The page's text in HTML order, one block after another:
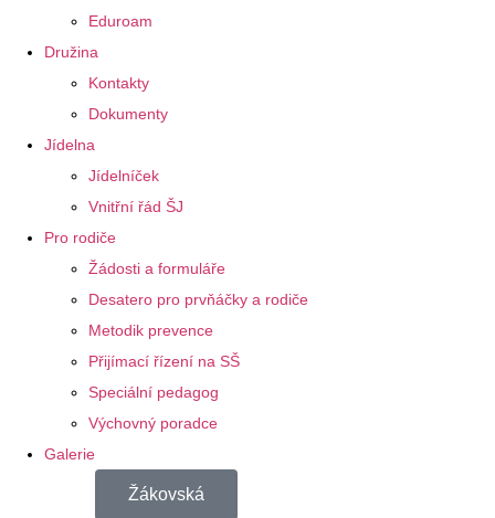
Eduroam
Družina
Kontakty
Dokumenty
Jídelna
Jídelníček
Vnitřní řád ŠJ
Pro rodiče
Žádosti a formuláře
Desatero pro prvňáčky a rodiče
Metodik prevence
Přijímací řízení na SŠ
Speciální pedagog
Výchovný poradce
Galerie
Žákovská